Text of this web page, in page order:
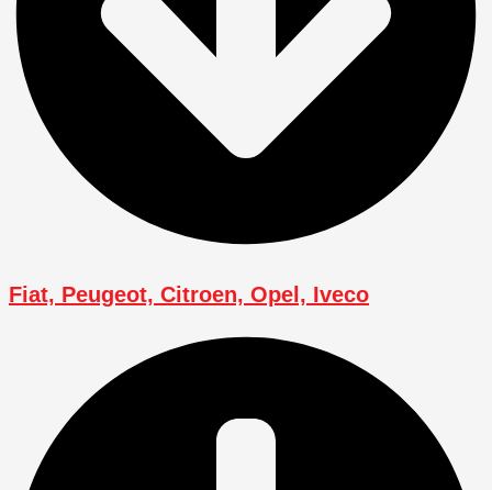
Fiat, Peugeot, Citroen, Opel, Iveco